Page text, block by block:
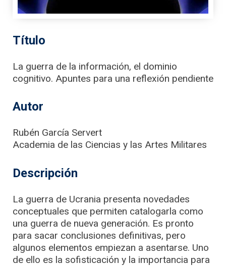
Título
La guerra de la información, el dominio
cognitivo. Apuntes para una reflexión pendiente
Autor
Rubén García Servert
Academia de las Ciencias y las Artes Militares
Descripción
La guerra de Ucrania presenta novedades
conceptuales que permiten catalogarla como
una guerra de nueva generación. Es pronto
para sacar conclusiones definitivas, pero
algunos elementos empiezan a asentarse. Uno
de ello es la sofisticación y la importancia para